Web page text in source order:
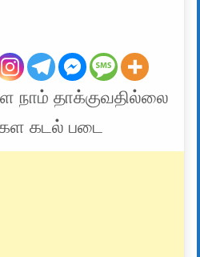
நாம் தாக்குவதில்லை
கடல் படை